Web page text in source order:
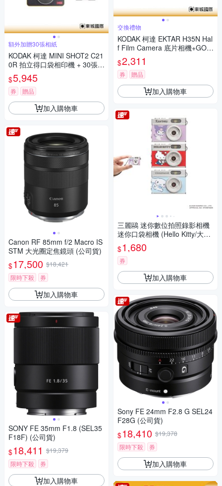
額外加贈30張相紙
KODAK 柯達 MINI SHOT2 C21
0R 拍立得口袋相印機 + 30張相
紙組 公司貨
$5,945
券 贈品
加入購物車
Canon RF 85mm f/2 Macro IS
STM 大光圈定焦鏡頭 (公司貨)
$17,500 $18,421
限時下殺
券
加入購物車
SONY FE 35mm F1.8 (SEL35
F18F) (公司貨)
$18,411 $19,379
限時下殺
券
加入購物車
交換禮物
KODAK 柯達 EKTAR H35N Hal
f Film Camera 底片相機+GOL
D 200底片組
$2,311
券 贈品
加入購物車
三麗鷗 迷你數位拍照錄影相機
迷你口袋相機 (Hello Kitty/大耳
狗/酷洛米)
$1,680
券
加入購物車
Sony FE 24mm F2.8 G SEL24
F28G (公司貨)
$18,410 $19,378
限時下殺
券
加入購物車